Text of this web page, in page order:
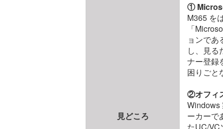
見どころ
①
M365 を
「
ョンで
し、見る
ナー登録
困りごと
②オフィ
Windows
ーカーで